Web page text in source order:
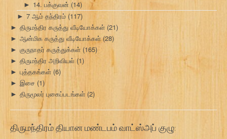
► 14. பக்குவன் (14)
► 7 ஆம் தந்திரம் (117)
► திருமந்திர கருத்து வீடியோக்கள் (21)
► ஆன்மிக கருத்து வீடியோக்கள்(28)
► குருநாதர் கருத்துக்கள் (165)
► திருமந்திர அறிவியல்(1)
► புத்தகங்கள் (6)
► இசை (1)
► திருமூலர் புகைப்படங்கள் (2)
திருமந்திரம் தியான மண்டபம் வாட்ஸ்அப் குழு: